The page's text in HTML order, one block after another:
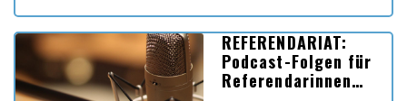
REFERENDARIAT:
Podcast-Folgen für
Referendarinnen